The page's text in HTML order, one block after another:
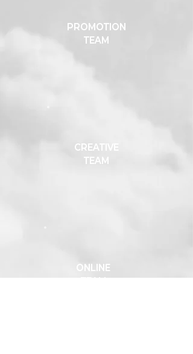
PROMOTION
TEAM
CREATIVE
TEAM
ONLINE
TEAM